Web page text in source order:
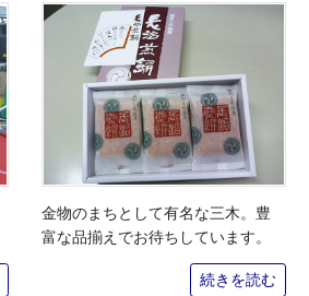
金物のまちとして有名な三木。豊
富な品揃えでお待ちしています。
続きを読む